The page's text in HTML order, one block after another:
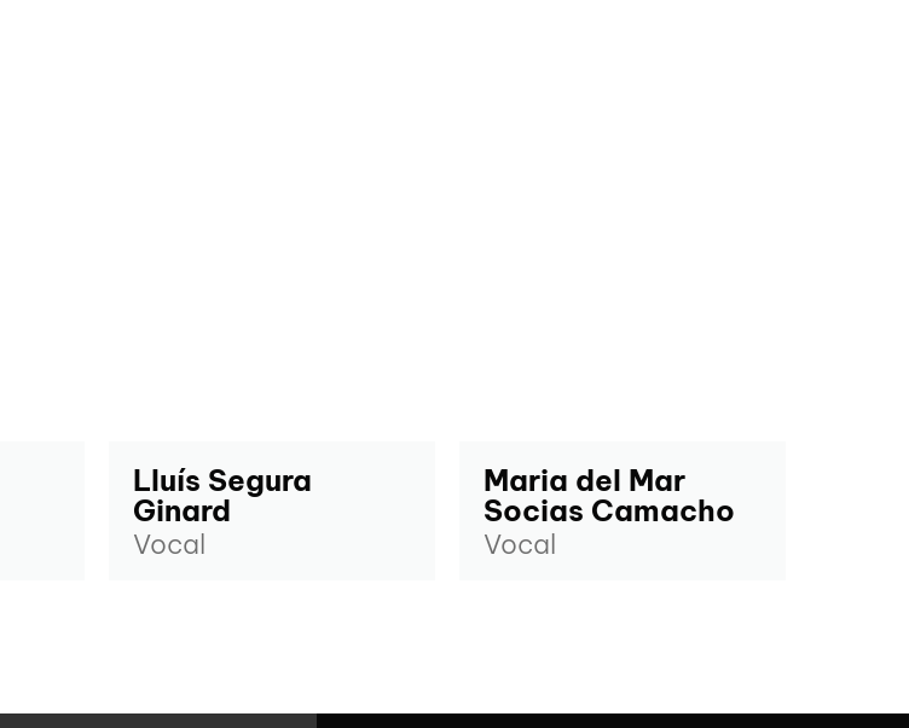
Lluís Segura
Ginard
Vocal
Maria del Mar
Socias Camacho
Vocal